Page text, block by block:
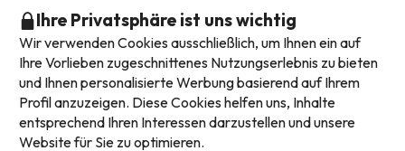
Verfügbare Zahlungsarten
Ihre Privatsphäre ist uns wichtig
Wir verwenden Cookies ausschließlich, um Ihnen ein auf
Ihre Vorlieben zugeschnittenes Nutzungserlebnis zu bieten
und Ihnen personalisierte Werbung basierend auf Ihrem
Profil anzuzeigen. Diese Cookies helfen uns, Inhalte
entsprechend Ihren Interessen darzustellen und unsere
Website für Sie zu optimieren.